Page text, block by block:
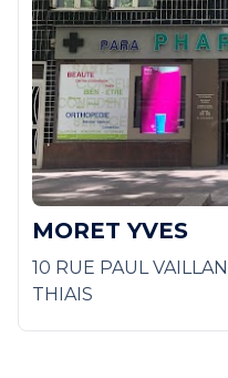
MORET YVES
10 RUE PAUL
THIAIS